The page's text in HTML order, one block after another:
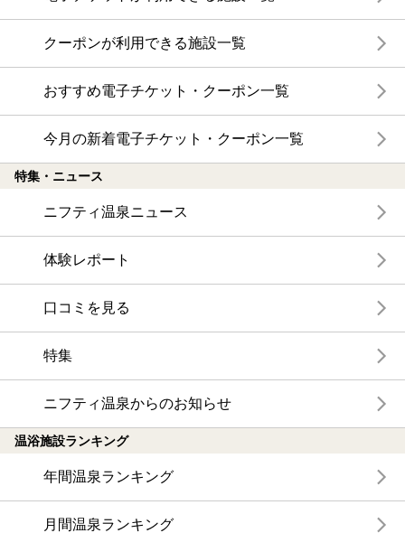
クーポンが利用できる施設一覧
おすすめ電子チケット・クーポン一覧
今月の新着電子チケット・クーポン一覧
特集・ニュース
ニフティ温泉ニュース
体験レポート
口コミを見る
特集
ニフティ温泉からのお知らせ
温浴施設ランキング
年間温泉ランキング
月間温泉ランキング